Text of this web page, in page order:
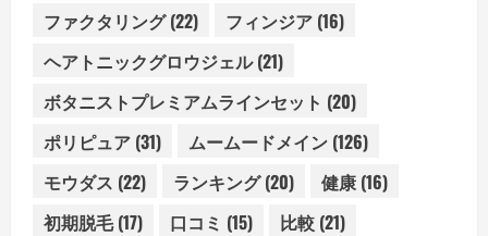
ファクタリング(22) フィンジア (16)
ヘアトニックグロウジェル(21)
ボタニストプレミアムラインセット (20)
ポリピュア (31) ムームードメイン (126)
モウダス (22) ランキング(20) 健康 (16)
初期脱毛(17) 口コミ (15) 比較 (21)